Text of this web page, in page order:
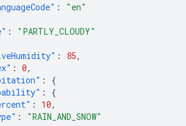
:
"en"
:
"PARTLY_CLOUDY"
: 85,
: 0,
:
{
:
{
: 10,
:
"RAIN_AND_SNOW"